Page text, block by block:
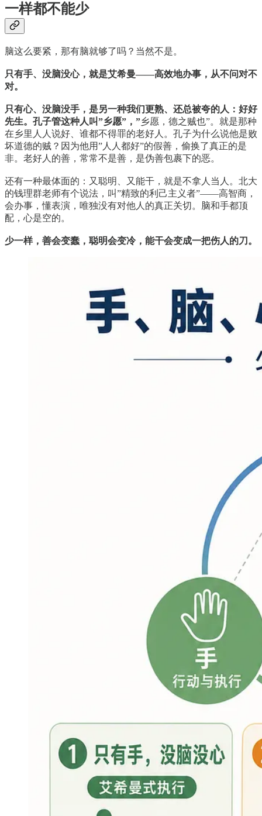
一样都不能少
脑这么要紧，那有脑就够了吗？当然不是。
只有手、没脑没心，就是艾希曼——高效地办事，从不问对不
对。
只有心、没脑没手，是另一种我们更熟、还总被夸的人：好好
先生。孔子管这种人叫”乡愿”，”乡愿，德之贼也”。就是那种
在乡里人人说好、谁都不得罪的老好人。孔子为什么说他是败
坏道德的贼？因为他用”人人都好”的假善，偷换了真正的是
非。老好人的善，常常不是善，是伪善包裹下的恶。
还有一种最体面的：又聪明、又能干，就是不拿人当人。北大
的钱理群老师有个说法，叫”精致的利己主义者”——高智商，
会办事，懂表演，唯独没有对他人的真正关切。脑和手都顶
配，心是空的。
少一样，善会变蠢，聪明会变冷，能干会变成一把伤人的刀。